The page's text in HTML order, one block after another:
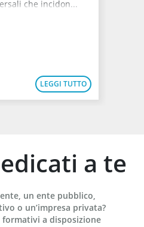
che incidon...
LEGGI TUTTO
a te
un ente pubblico,
o un’impresa privata?
a disposizione